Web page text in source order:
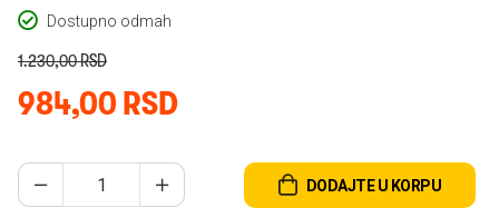
Dostupno odmah
984,00 RSD
1.230,00 RSD
DODAJTE U KORPU